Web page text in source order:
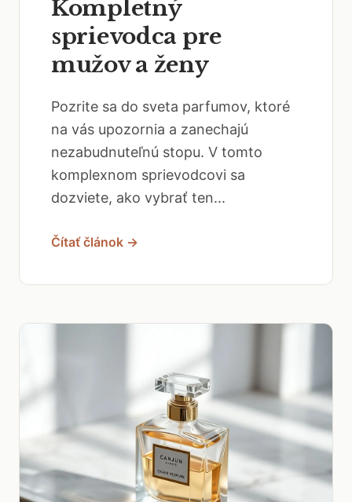
Kompletný
sprievodca pre
mužov a ženy
Pozrite sa do sveta parfumov, ktoré
na vás upozornia a zanechajú
nezabudnuteľnú stopu. V tomto
komplexnom sprievodcovi sa
dozviete, ako vybrať ten...
Čítať článok →